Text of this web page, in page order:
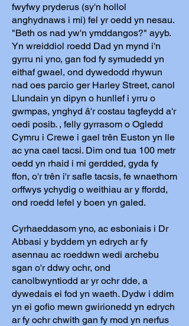
fwyfwy pryderus (sy'n hollol
anghydnaws i mi) fel yr oedd yn nesau.
"Beth os nad yw'n ymddangos?" ayyb.
Yn wreiddiol roedd Dad yn mynd i'n
gyrru ni yno, gan fod fy symudedd yn
eithaf gwael, ond dywedodd rhywun
nad oes parcio ger Harley Street, canol
Llundain yn dipyn o hunllef i yrru o
gwmpas, ynghyd â'r costau tagfeydd a'r
oedi posib. , felly gyrrasom o Ogledd
Cymru i Crewe i gael trên Euston yn lle
ac yna cael tacsi. Dim ond tua 100 metr
oedd yn rhaid i mi gerdded, gyda fy
ffon, o'r trên i'r safle tacsis, fe wnaethom
orffwys ychydig o weithiau ar y ffordd,
ond roedd lefel y boen yn galed.
Cyrhaeddasom yno, ac esboniais i Dr
Abbasi y byddem yn edrych ar fy
asennau ac roeddwn wedi archebu
sgan o'r ddwy ochr, ond
canolbwyntiodd ar yr ochr dde, a
dywedais ei fod yn waeth. Dydw i ddim
yn ei gofio mewn gwirionedd yn edrych
ar fy ochr chwith gan fy mod yn nerfus